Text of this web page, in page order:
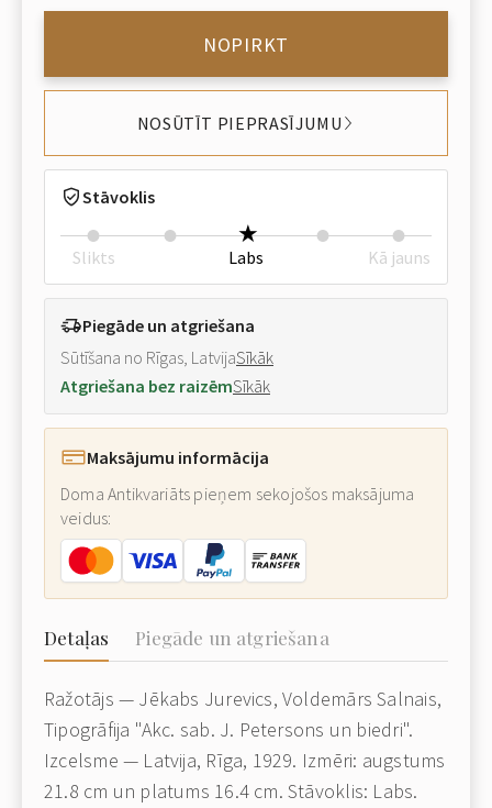
NOPIRKT
NOSŪTĪT PIEPRASĪJUMU
Stāvoklis
Slikts Labs Kā jauns
Piegāde un atgriešana
Sūtīšana no Rīgas, LatvijaSīkāk
Atgriešana bez raizēmSīkāk
Maksājumu informācija
Doma Antikvariāts pieņem sekojošos maksājuma
veidus:
Detaļas Piegāde un atgriešana
Ražotājs — Jēkabs Jurevics, Voldemārs Salnais,
Tipogrāfija "Akc. sab. J. Petersons un biedri".
Izcelsme — Latvija, Rīga, 1929. Izmēri: augstums
21.8 cm un platums 16.4 cm. Stāvoklis: Labs.